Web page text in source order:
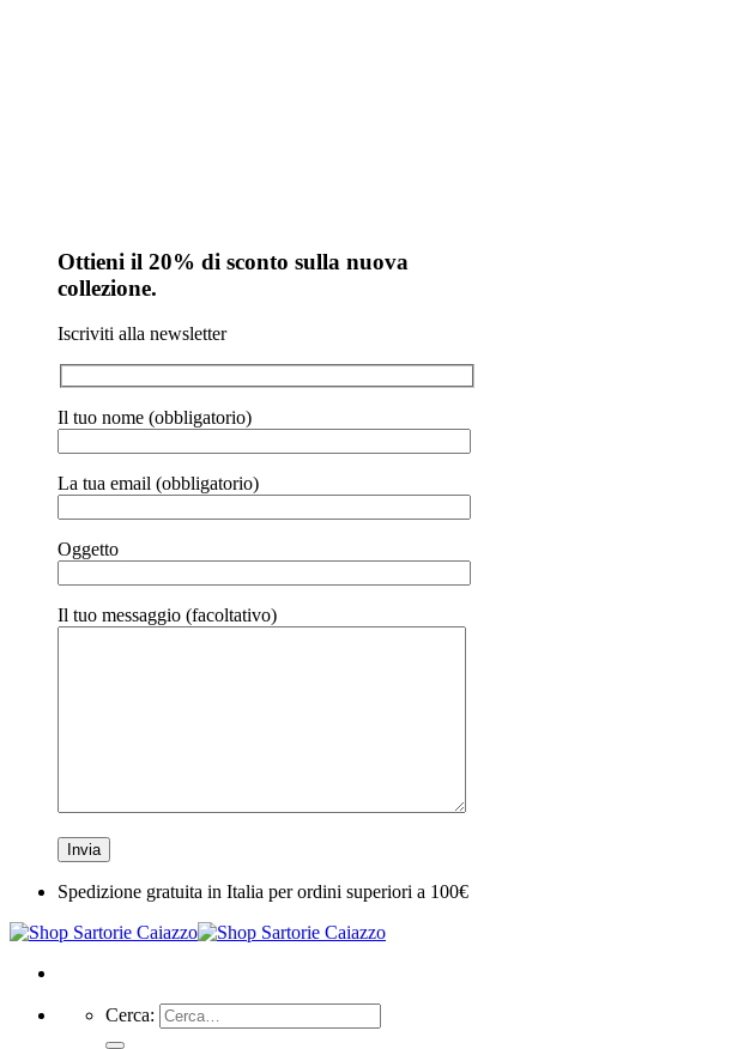
Ottieni il 20% di sconto sulla nuova
collezione.
Iscriviti alla newsletter
Il tuo nome (obbligatorio)
La tua email (obbligatorio)
Oggetto
Il tuo messaggio (facoltativo)
Spedizione gratuita in Italia per ordini superiori a 100€
Cerca: